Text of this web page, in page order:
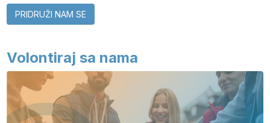
PRIDRUŽI NAM SE
Volontiraj sa nama